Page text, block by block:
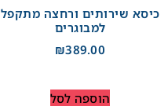
כיסא שירותים ורחצה מתקפל
למבוגרים
₪389.00
הוספה לסל